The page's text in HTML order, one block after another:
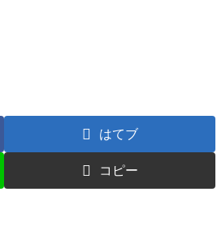
はてブ
コピー